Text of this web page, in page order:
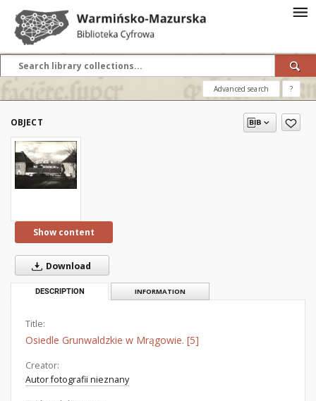
Advanced search ?
OBJECT
Show content
Download
DESCRIPTION INFORMATION
Title:
Osiedle Grunwaldzkie w Mrągowie. [5]
Creator:
Autor fotografii nieznany